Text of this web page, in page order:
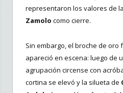
representaron los valores de
Zamolo como cierre.
Sin embargo, el broche de oro
apareció en escena: luego de
agrupación circense con
cortina se elevó y la silueta de